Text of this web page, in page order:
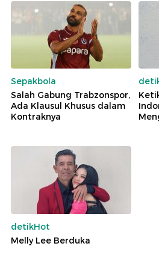
Sepakbola
Salah Gabung Trabzonspor,
Ada Klausul Khusus dalam
Kontraknya
detikHot
Melly Lee Berduka